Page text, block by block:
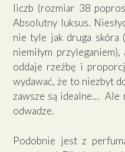
liczb (rozmiar 38
Absolutny luksus.
nie tyle jak druga skóra
niemiłym
oddaje rzeźbę i
wydawać, że to niezbyt
zawsze są idealne… Ale
odwadze.
Podobnie jest z